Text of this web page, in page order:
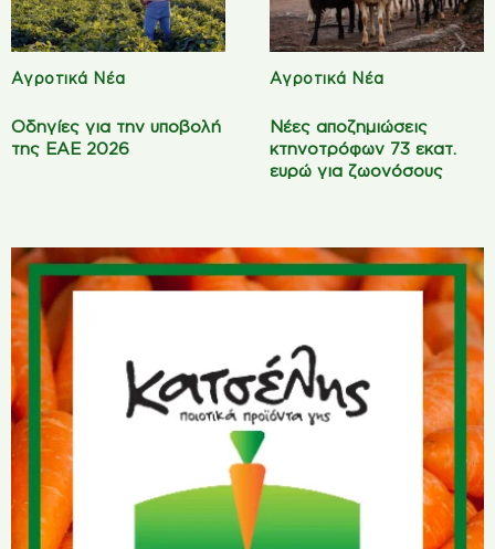
Αγροτικά Νέα
Οδηγίες για την υποβολή
της ΕΑΕ 2026
Αγροτικά Νέα
Νέες αποζημιώσεις
κτηνοτρόφων 73 εκατ.
ευρώ για ζωονόσους